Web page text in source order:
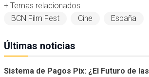
+ Temas relacionados
BCN Film Fest
Cine España
Últimas noticias
Sistema de Pagos Pix: ¿El Futuro de las